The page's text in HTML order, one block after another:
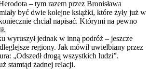
– tym razem przez Bronisława
być dwie kolejne książki, które żyły już w
chciał napisać. Którymi na pewno
wyruszył jednak w inną podróż – jeszcze
regiony. Jak mówił uwielbiany przez
„Odszedł drogą wszystkich ludzi”.
stamtąd żadnej relacji.